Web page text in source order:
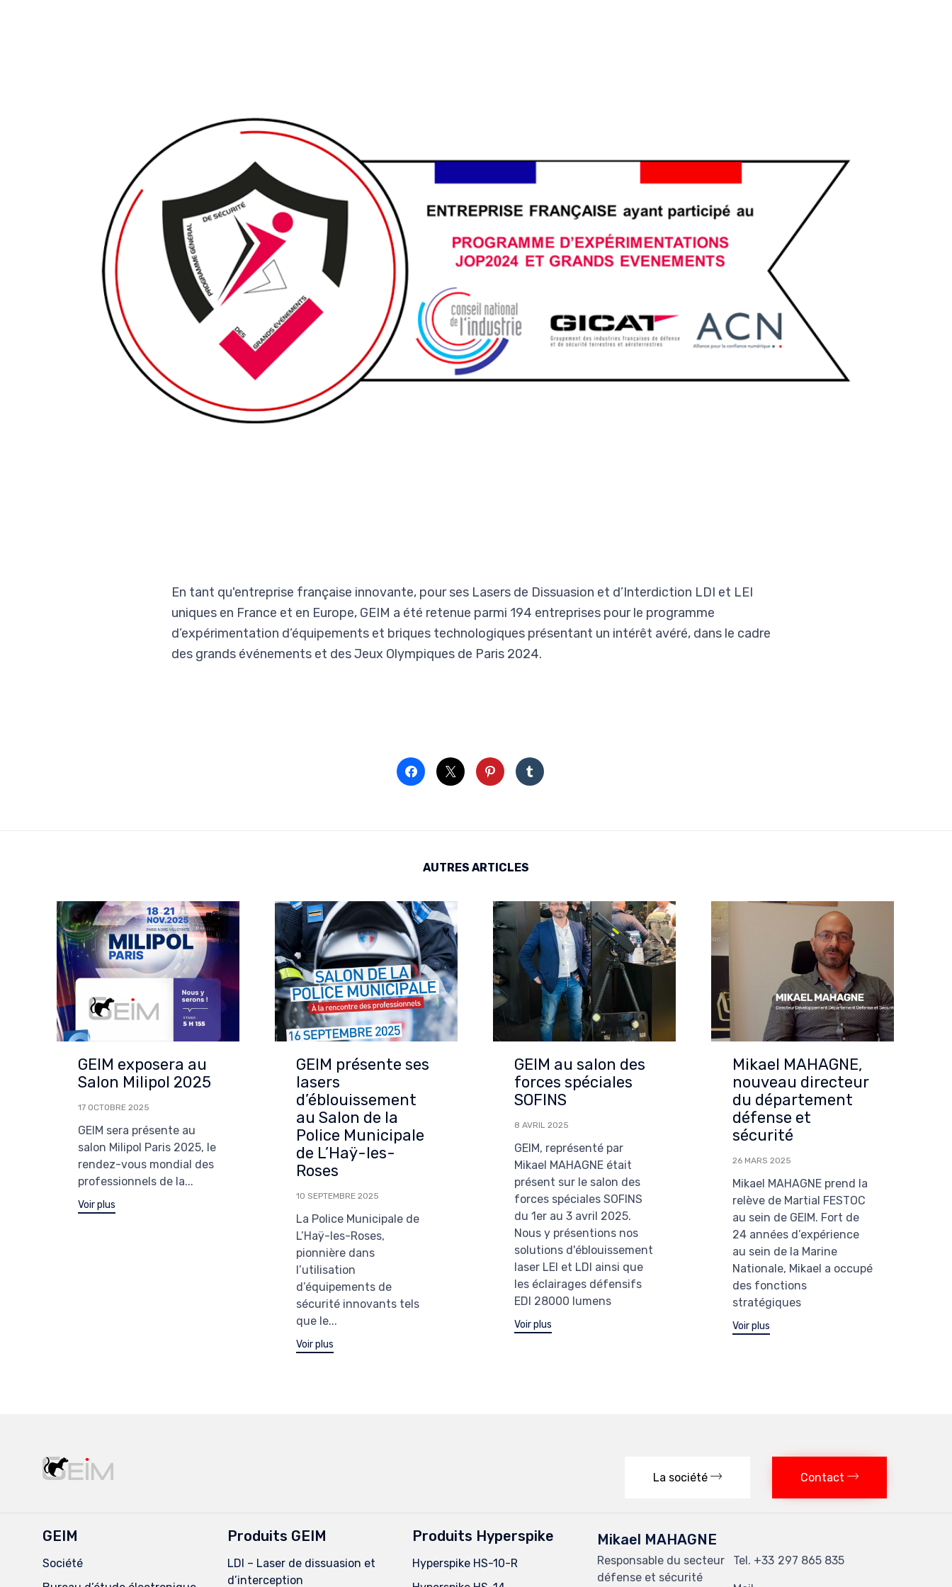
En tant qu'entreprise française innovante, pour ses Lasers de Dissuasion et d’Interdiction LDI et LEI
uniques en France et en Europe, GEIM a été retenue parmi 194 entreprises pour le programme
d’expérimentation d’équipements et briques technologiques présentant un intérêt avéré, dans le cadre
des grands événements et des Jeux Olympiques de Paris 2024.
AUTRES ARTICLES
GEIM exposera au
Salon Milipol 2025
17 OCTOBRE 2025
GEIM sera présente au
salon Milipol Paris 2025, le
rendez-vous mondial des
professionnels de la...
Voir plus
GEIM présente ses
lasers
d’éblouissement
au Salon de la
Police Municipale
de L’Haÿ-les-
Roses
10 SEPTEMBRE 2025
La Police Municipale de
L’Haÿ-les-Roses,
pionnière dans
l’utilisation
d’équipements de
sécurité innovants tels
que le...
Voir plus
GEIM au salon des
forces spéciales
SOFINS
8 AVRIL 2025
GEIM, représenté par
Mikael MAHAGNE était
présent sur le salon des
forces spéciales SOFINS
du 1er au 3 avril 2025.
Nous y présentions nos
solutions d'éblouissement
laser LEI et LDI ainsi que
les éclairages défensifs
EDI 28000 lumens
Voir plus
Mikael MAHAGNE,
nouveau directeur
du département
défense et
sécurité
26 MARS 2025
Mikael MAHAGNE prend la
relève de Martial FESTOC
au sein de GEIM. Fort de
24 années d’expérience
au sein de la Marine
Nationale, Mikael a occupé
des fonctions
stratégiques
Voir plus
La société Contact
GEIM
Société
Produits GEIM
LDI – Laser de dissuasion et
d’interception
Produits Hyperspike
Hyperspike HS-10-R
Mikael MAHAGNE
Responsable du secteur
défense et sécurité
Tel. 297 865 835